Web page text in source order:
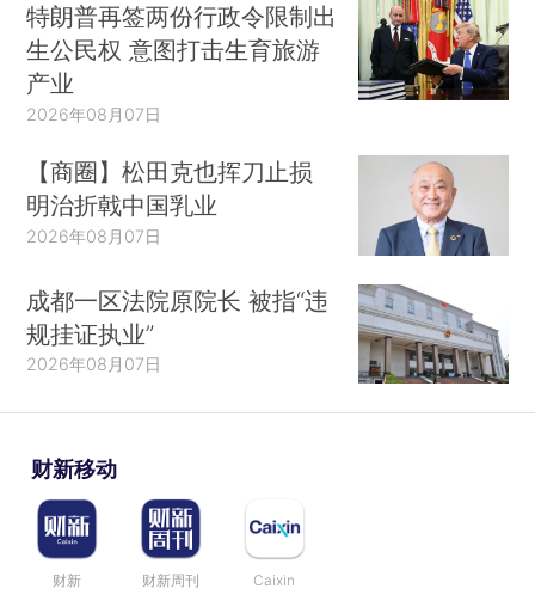
特朗普再签两份行政令限制出
生公民权 意图打击生育旅游
产业
2026年08月07日
【商圈】松田克也挥刀止损
明治折戟中国乳业
2026年08月07日
成都一区法院原院长 被指“违
规挂证执业”
2026年08月07日
财新移动
财新 财新周刊 Caixin